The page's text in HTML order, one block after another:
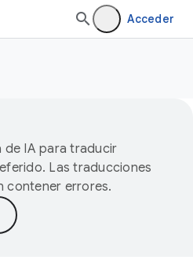
Acceder
de IA para traducir
Las traducciones
contener errores.